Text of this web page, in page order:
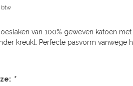
btw
van 100% geweven katoen
kreukt. Perfecte pasvorm vanwege
*